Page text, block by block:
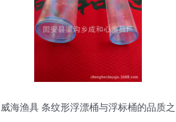
威海渔具 条纹形浮漂桶与浮标桶的品质之